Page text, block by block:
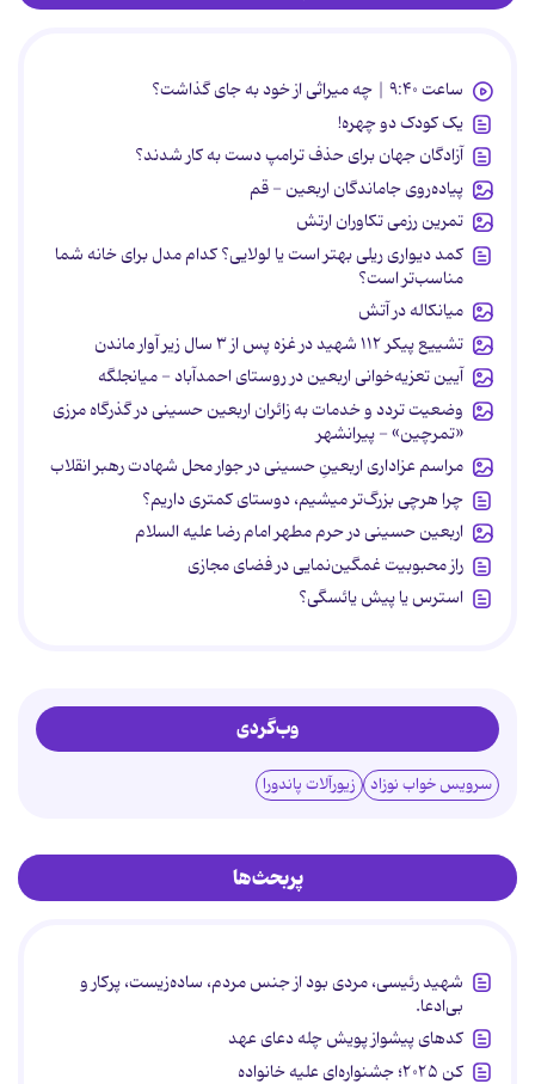
ساعت ۹:۴۰ | چه میراثی از خود به جای گذاشت؟
یک کودک دو چهره!
آزادگان جهان برای حذف ترامپ دست به کار شدند؟
پیاده‌روی جاماندگان اربعین - قم
تمرین رزمی تکاوران ارتش
کمد دیواری ریلی بهتر است یا لولایی؟ کدام مدل برای خانه شما
مناسب‌تر است؟
میانکاله در آتش
تشییع پیکر ۱۱۲ شهید در غزه پس از ۳ سال زیر آوار ماندن
آیین تعزیه‌خوانی اربعین در روستای احمدآباد - میانجلگه
وضعیت تردد و خدمات به زائران اربعین حسینی در گذرگاه مرزی
«تمرچین» - پیرانشهر
مراسم عزاداری اربعینِ حسینی در جوار محل شهادت رهبر انقلاب
چرا هرچی بزرگ‌تر میشیم، دوستای کمتری داریم؟
اربعین حسینی در حرم مطهر امام رضا علیه السلام
راز محبوبیت غمگین‌نمایی در فضای مجازی
استرس یا پیش یائسگی؟
وب‌گردی
سرویس خواب نوزاد زیورآلات پاندورا
پربحث‌ها
شهید رئیسی، مردی بود از جنس مردم، ساده‌زیست، پرکار و
بی‌ادعا.
کدهای پیشواز پویش چله دعای عهد
کن ۲۰۲۵؛ جشنواره‌ای علیه خانواده